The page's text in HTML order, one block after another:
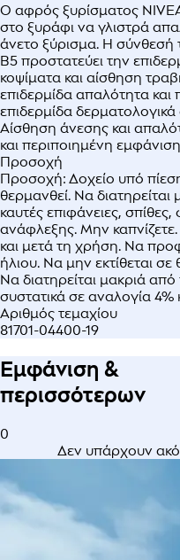
Ο αφρός ξυρίσματος
στο ξυράφι να γλιστρά
άνετο ξύρισμα. Η σύνθεσή
B5 προστατεύει την
κοψίματα και αίσθηση
επιδερμίδα απαλότητα
επιδερμίδα
Αίσθηση άνεσης και
και περιποιημένη
Προσοχή
Προσοχή: Δοχείο υπό
θερμανθεί. Να
καυτές επιφάνειες,
ανάφλεξης. Μην
και μετά τη χρήση. Να
ήλιου. Να μην εκτίθεται
Να διατηρείται μακριά από
συστατικά σε αναλογία 4%
Αριθμός τεμαχίου
81701-04400-19
Εμφάνιση &
περισσότερων
0
Δεν υπάρχουν